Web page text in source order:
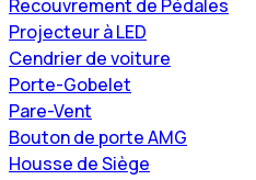
Recouvrement de Pédales
Projecteur à LED
Cendrier de voiture
Porte-Gobelet
Pare-Vent
Bouton de porte AMG
Housse de Siège